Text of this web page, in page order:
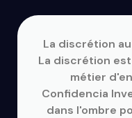
La discrétion
La discrétion
métier
Confidencia
dans l'ombre